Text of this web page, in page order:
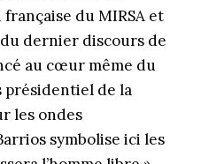
du MIRSA et
dernier discours de
au cœur même du
présidentiel de la
les ondes
symbolise ici les